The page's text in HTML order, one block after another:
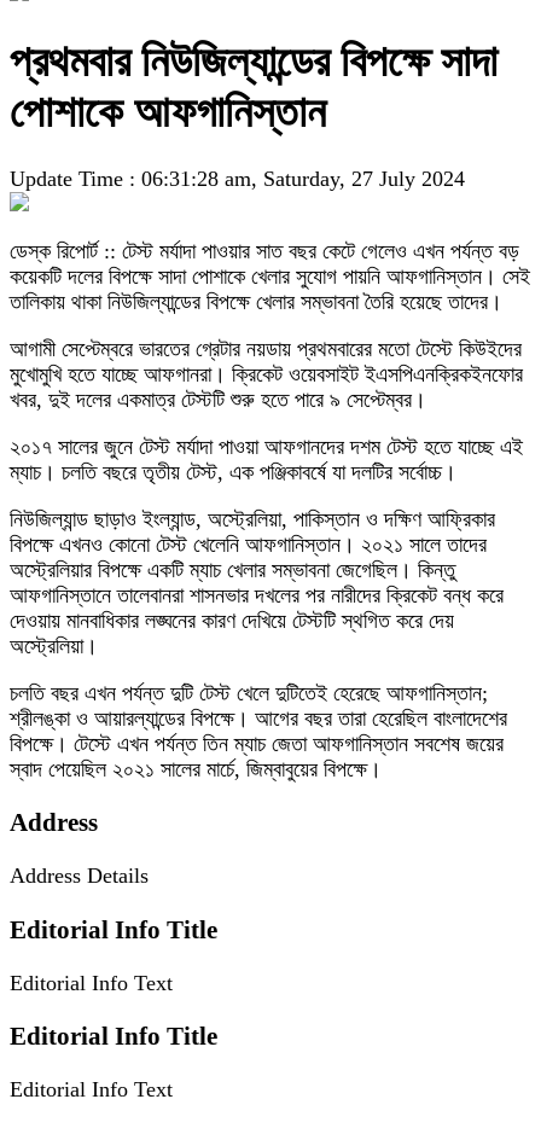
প্রথমবার নিউজিল্যান্ডের বিপক্ষে সাদা
পোশাকে আফগানিস্তান
Update Time : 06:31:28 am, Saturday, 27 July 2024
ডেস্ক রিপোর্ট :: টেস্ট মর্যাদা পাওয়ার সাত বছর কেটে গেলেও এখন পর্যন্ত বড়
কয়েকটি দলের বিপক্ষে সাদা পোশাকে খেলার সুযোগ পায়নি আফগানিস্তান। সেই
তালিকায় থাকা নিউজিল্যান্ডের বিপক্ষে খেলার সম্ভাবনা তৈরি হয়েছে তাদের।
আগামী সেপ্টেম্বরে ভারতের গ্রেটার নয়ডায় প্রথমবারের মতো টেস্টে কিউইদের
মুখোমুখি হতে যাচ্ছে আফগানরা। ক্রিকেট ওয়েবসাইট ইএসপিএনক্রিকইনফোর
খবর, দুই দলের একমাত্র টেস্টটি শুরু হতে পারে ৯ সেপ্টেম্বর।
২০১৭ সালের জুনে টেস্ট মর্যাদা পাওয়া আফগানদের দশম টেস্ট হতে যাচ্ছে এই
ম্যাচ। চলতি বছরে তৃতীয় টেস্ট, এক পঞ্জিকাবর্ষে যা দলটির সর্বোচ্চ।
নিউজিল্যান্ড ছাড়াও ইংল্যান্ড, অস্ট্রেলিয়া, পাকিস্তান ও দক্ষিণ আফ্রিকার
বিপক্ষে এখনও কোনো টেস্ট খেলেনি আফগানিস্তান। ২০২১ সালে তাদের
অস্ট্রেলিয়ার বিপক্ষে একটি ম্যাচ খেলার সম্ভাবনা জেগেছিল। কিন্তু
আফগানিস্তানে তালেবানরা শাসনভার দখলের পর নারীদের ক্রিকেট বন্ধ করে
দেওয়ায় মানবাধিকার লঙ্ঘনের কারণ দেখিয়ে টেস্টটি স্থগিত করে দেয়
অস্ট্রেলিয়া।
চলতি বছর এখন পর্যন্ত দুটি টেস্ট খেলে দুটিতেই হেরেছে আফগানিস্তান;
শ্রীলঙ্কা ও আয়ারল্যান্ডের বিপক্ষে। আগের বছর তারা হেরেছিল বাংলাদেশের
বিপক্ষে। টেস্টে এখন পর্যন্ত তিন ম্যাচ জেতা আফগানিস্তান সবশেষ জয়ের
স্বাদ পেয়েছিল ২০২১ সালের মার্চে, জিম্বাবুয়ের বিপক্ষে।
Address
Address Details
Editorial Info Title
Editorial Info Text
Editorial Info Title
Editorial Info Text